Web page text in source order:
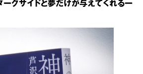
ークサイドと夢だけが与えてくれる一